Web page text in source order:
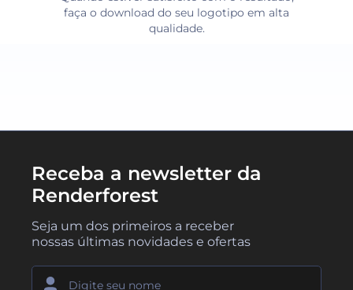
faça o download do seu logotipo em alta
qualidade.
Receba a newsletter da
Renderforest
Seja um dos primeiros a receber
nossas últimas novidades e ofertas